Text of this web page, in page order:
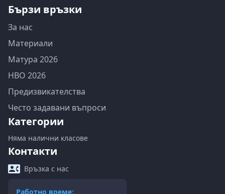
Бързи връзки
За нас
Материали
Матура 2026
НВО 2026
Предизвикателства
Често задавани въпроси
Категории
Няма налични класове
Контакти
Връзка с нас
Работно време: